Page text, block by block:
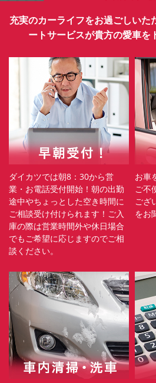
充実のカーライフをお過ごしいた
ートサービスが貴方の愛車を
ダイカツでは朝8：30から営
業・お電話受付開始！朝の出勤
途中やちょっとした空き時間に
ご相談受け付けられます！ご入
庫の際は営業時間外や休日場合
でもご希望に応じますのでご相
談ください。
お車
ご不
ござ
をお